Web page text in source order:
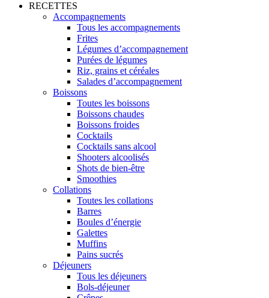
RECETTES
Accompagnements
Tous les accompagnements
Frites
Légumes d’accompagnement
Purées de légumes
Riz, grains et céréales
Salades d’accompagnement
Boissons
Toutes les boissons
Boissons chaudes
Boissons froides
Cocktails
Cocktails sans alcool
Shooters alcoolisés
Shots de bien-être
Smoothies
Collations
Toutes les collations
Barres
Boules d’énergie
Galettes
Muffins
Pains sucrés
Déjeuners
Tous les déjeuners
Bols-déjeuner